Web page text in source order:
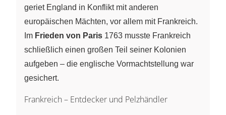
geriet England in Konflikt mit anderen
europäischen Mächten, vor allem mit Frankreich.
Im Frieden von Paris 1763 musste Frankreich
schließlich einen großen Teil seiner Kolonien
aufgeben – die englische Vormachtstellung war
gesichert.
Frankreich – Entdecker und Pelzhändler